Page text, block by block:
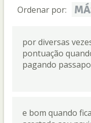
PASAPORTE
Idioma del
Ordenar por:
por diversas
pontuação
pagando
e bom quando